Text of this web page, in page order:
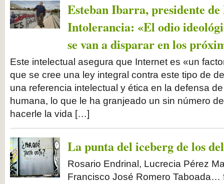
Esteban Ibarra, presidente
Intolerancia: «El odio
se van a disparar en los
Este intelectual asegura que Internet es «un
que se cree una ley integral contra este tipo de
una referencia intelectual y ética en la defensa
humana, lo que le ha granjeado un sin número
hacerle la vida […]
La punta del iceberg de los
Rosario Endrinal, Lucrecia Pérez
Francisco José Romero Taboada…